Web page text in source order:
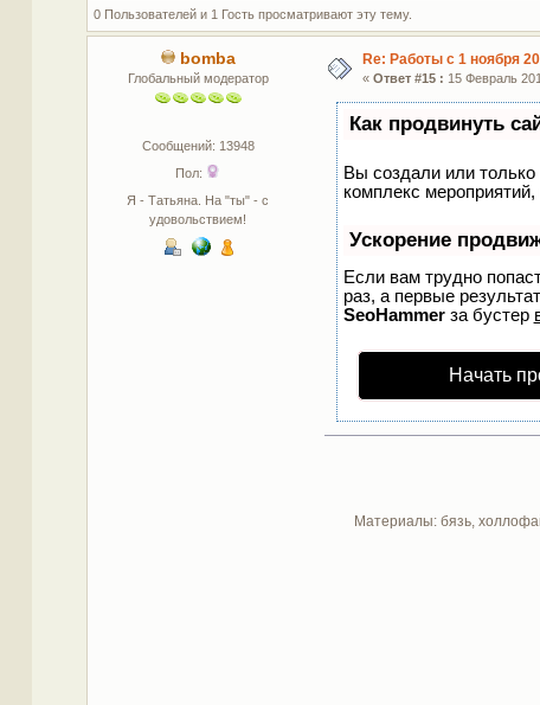
0 Пользователей и 1 Гость просматривают эту тему.
bomba
Глобальный модератор
Сообщений: 13948
Пол:
Я - Татьяна. На "ты" - с
удовольствием!
Re: Работы с 1 ноября
« Ответ #15 : 15 Февраль
Как продвинуть
Вы создали или только
комплекс
Ускорение
Если вам трудно
раз, а первые
SeoHammerза бустер
Начать
Материалы: бязь,